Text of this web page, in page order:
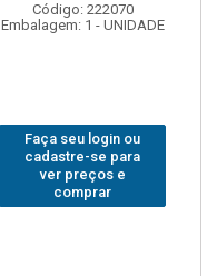
Código: 222070
Embalagem: 1 - UNIDADE
Faça seu login ou
cadastre-se para
ver preços e
comprar